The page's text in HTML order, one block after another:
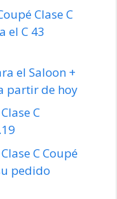
Clase C
el C 43
el Saloon +
partir de hoy
C
C Coupé
pedido